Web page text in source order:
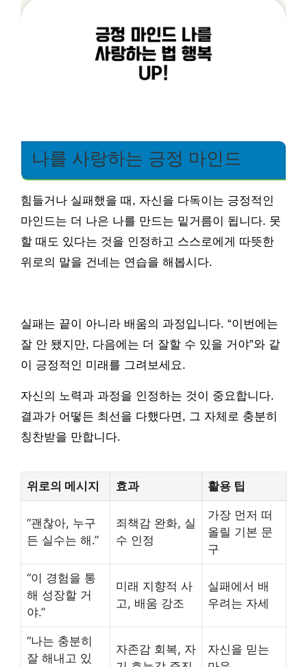
나를 사랑하는 긍정 마인드
힘들거나 실패했을 때, 자신을 다독이는 긍정적인
마인드는 더 나은 나를 만드는 밑거름이 됩니다. 못
할 때도 있다는 것을 인정하고 스스로에게 따뜻한
위로의 말을 건네는 연습을 해봅시다.
실패는 끝이 아니라 배움의 과정입니다. “이번에는
잘 안 됐지만, 다음에는 더 잘할 수 있을 거야”와 같
이 긍정적인 미래를 그려보세요.
자신의 노력과 과정을 인정하는 것이 중요합니다.
결과가 어떻든 최선을 다했다면, 그 자체로 충분히
칭찬받을 만합니다.
위로의 메시지 효과 활용 팁
“괜찮아, 누구
든 실수는 해.”
죄책감 완화, 실
수 인정
가장 먼저 떠
올릴 기본 문
구
“이 경험을 통
해 성장할 거
야.”
미래 지향적 사
고, 배움 강조
실패에서 배
우려는 자세
“나는 충분히
잘 해내고 있
자존감 회복, 자
자신을 믿는